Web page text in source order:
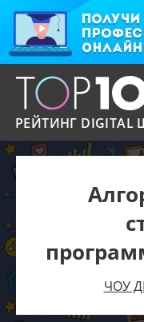
РЕЙТИНГ DIGITAL
ЧОУ